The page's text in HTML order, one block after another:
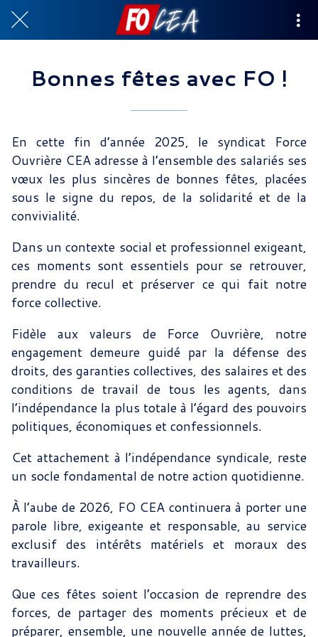
Bonnes fêtes avec FO !
En cette fin d’année 2025, le syndicat Force
Ouvrière CEA adresse à l’ensemble des salariés ses
vœux les plus sincères de bonnes fêtes, placées
sous le signe du repos, de la solidarité et de la
convivialité.​
​Dans un contexte social et professionnel exigeant,
ces moments sont essentiels pour se retrouver,
prendre du recul et préserver ce qui fait notre
force collective.
Fidèle aux valeurs de Force Ouvrière, notre
engagement demeure guidé par la défense des
droits, des garanties collectives, des salaires et des
conditions de travail de tous les agents, dans
l’indépendance la plus totale à l’égard des pouvoirs
politiques, économiques et confessionnels.
Cet attachement à l’indépendance syndicale, reste
un socle fondamental de notre action quotidienne.
À l’aube de 2026, FO CEA continuera à porter une
parole libre, exigeante et responsable, au service
exclusif des intérêts matériels et moraux des
travailleurs.
Que ces fêtes soient l’occasion de reprendre des
forces, de partager des moments précieux et de
préparer, ensemble, une nouvelle année de luttes,